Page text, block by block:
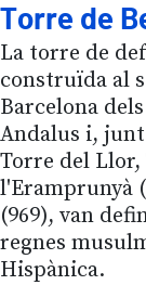
Torre de
La torre de
construïda al
Barcelona
Andalus i,
Torre del Llor,
l'Eramprunyà
(969), van
regnes
Hispànica.